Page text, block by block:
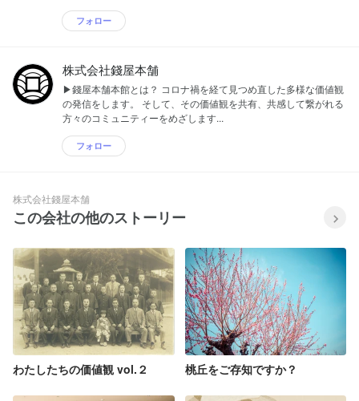
フォロー
株式会社錢屋本舗
▶錢屋本舗本館とは？ コロナ禍を経て見つめ直した多様な価値観
の発信をします。 そして、その価値観を共有、共感して繋がれる
方々のコミュニティーをめざします...
フォロー
株式会社錢屋本舗
この会社の他のストーリー
わたしたちの価値観 vol.２ 桃丘をご存知ですか？